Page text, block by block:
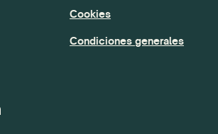
Cookies
Condiciones generales